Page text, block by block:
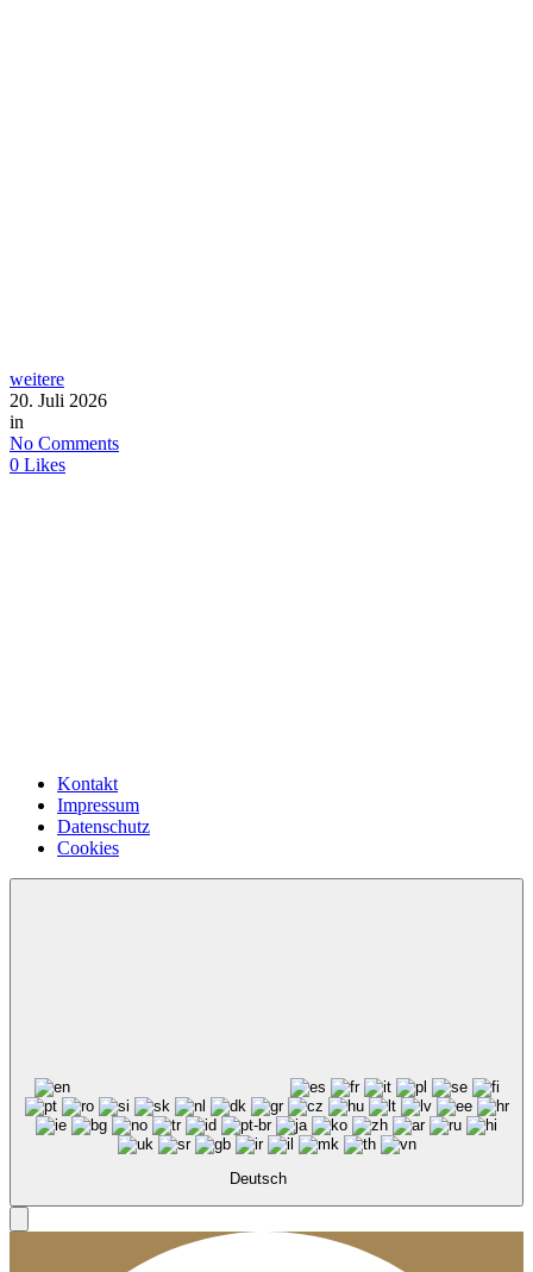
weitere
20. Juli 2026
in
No Comments
0 Likes
Kontakt
Impressum
Datenschutz
Cookies
Deutsch